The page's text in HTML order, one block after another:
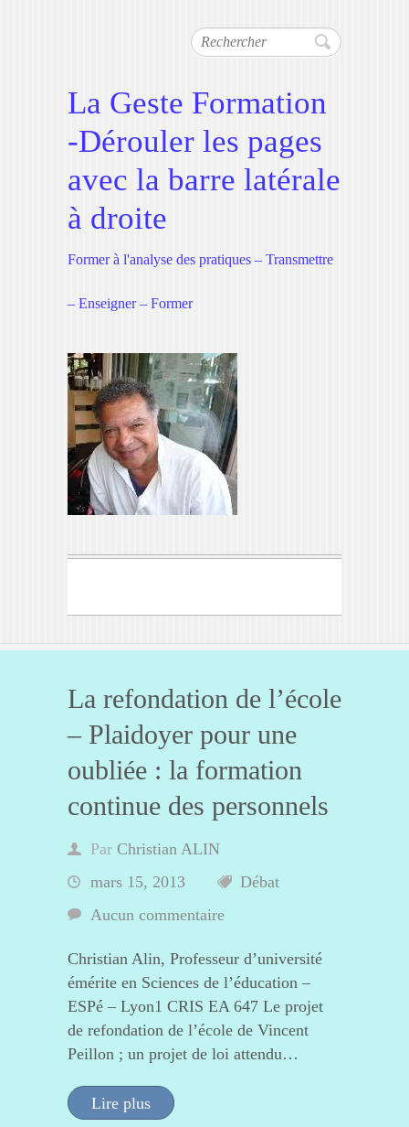
Rechercher
La Geste Formation
-Dérouler les pages
avec la barre latérale
à droite
Former à l'analyse des pratiques – Transmettre
– Enseigner – Former
La refondation de l’école
– Plaidoyer pour une
oubliée : la formation
continue des personnels
Par Christian ALIN
mars 15, 2013
Débat
Aucun commentaire
Christian Alin, Professeur d’université
émérite en Sciences de l’éducation –
ESPé – Lyon1 CRIS EA 647 Le projet
de refondation de l’école de Vincent
Peillon ; un projet de loi attendu…
Lire plus